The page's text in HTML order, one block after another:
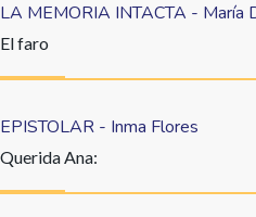
LA MEMORIA INTACTA - María
El faro
EPISTOLAR - Inma Flores
Querida Ana: